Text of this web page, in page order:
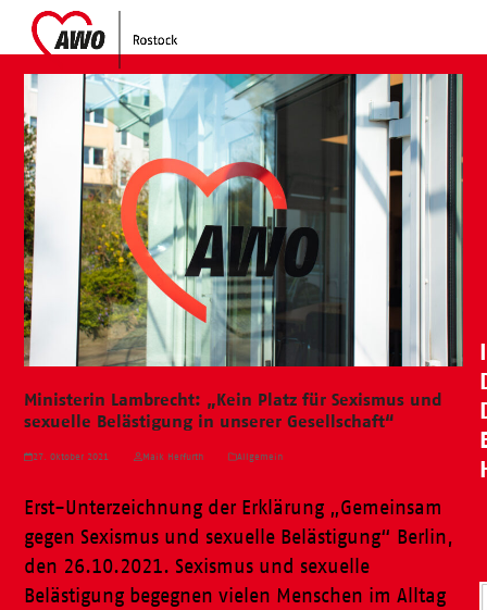
content
Open
mobile
menu
Close
mobile
menu
Ministerin Lambrecht: „Kein Platz für Sexismus und
sexuelle Belästigung in unserer Gesellschaft“
27. Oktober 2021 Maik Herfurth Allgemein
Erst-Unterzeichnung der Erklärung „Gemeinsam
gegen Sexismus und sexuelle Belästigung“ Berlin,
den 26.10.2021. Sexismus und sexuelle
Belästigung begegnen vielen Menschen im Alltag